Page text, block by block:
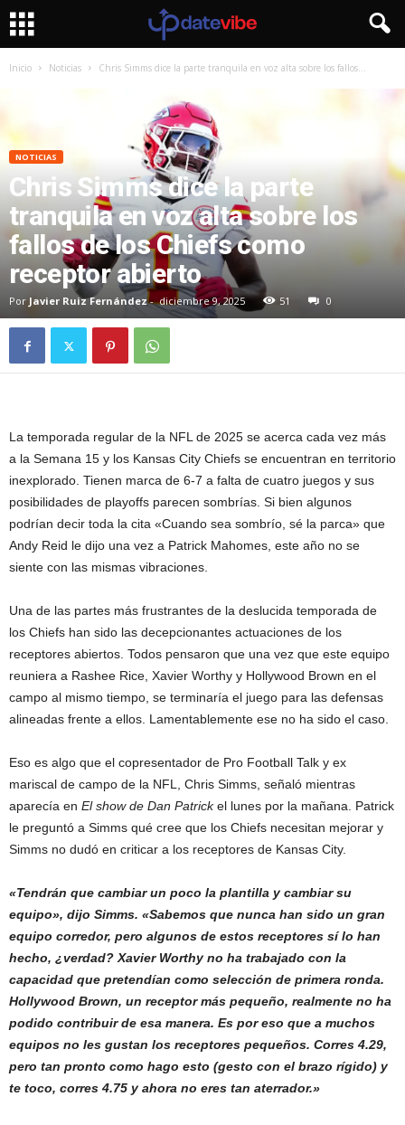
Inicio Noticias Chris Simms dice la parte tranquila en voz alta sobre los fallos...
NOTICIAS
Chris Simms dice la parte
tranquila en voz alta sobre los
fallos de los Chiefs como
receptor abierto
Por Javier Ruiz Fernández- diciembre 9, 2025 51 0
La temporada regular de la NFL de 2025 se acerca cada vez más
a la Semana 15 y los Kansas City Chiefs se encuentran en territorio
inexplorado. Tienen marca de 6-7 a falta de cuatro juegos y sus
posibilidades de playoffs parecen sombrías. Si bien algunos
podrían decir toda la cita «Cuando sea sombrío, sé la parca» que
Andy Reid le dijo una vez a Patrick Mahomes, este año no se
siente con las mismas vibraciones.
Una de las partes más frustrantes de la deslucida temporada de
los Chiefs han sido las decepcionantes actuaciones de los
receptores abiertos. Todos pensaron que una vez que este equipo
reuniera a Rashee Rice, Xavier Worthy y Hollywood Brown en el
campo al mismo tiempo, se terminaría el juego para las defensas
alineadas frente a ellos. Lamentablemente ese no ha sido el caso.
Eso es algo que el copresentador de Pro Football Talk y ex
mariscal de campo de la NFL, Chris Simms, señaló mientras
aparecía en El show de Dan Patrickel lunes por la mañana. Patrick
le preguntó a Simms qué cree que los Chiefs necesitan mejorar y
Simms no dudó en criticar a los receptores de Kansas City.
«Tendrán que cambiar un poco la plantilla y cambiar su
equipo», dijo Simms. «Sabemos que nunca han sido un gran
equipo corredor, pero algunos de estos receptores sí lo han
hecho, ¿verdad? Xavier Worthy no ha trabajado con la
capacidad que pretendían como selección de primera ronda.
Hollywood Brown, un receptor más pequeño, realmente no ha
podido contribuir de esa manera. Es por eso que a muchos
equipos no les gustan los receptores pequeños. Corres 4.29,
pero tan pronto como hago esto (gesto con el brazo rígido) y
te toco, corres 4.75 y ahora no eres tan aterrador.»